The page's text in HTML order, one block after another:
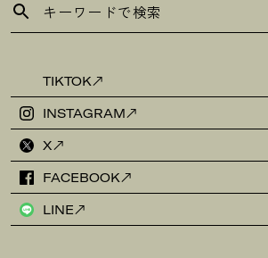
TIKTOK
INSTAGRAM
X
FACEBOOK
LINE